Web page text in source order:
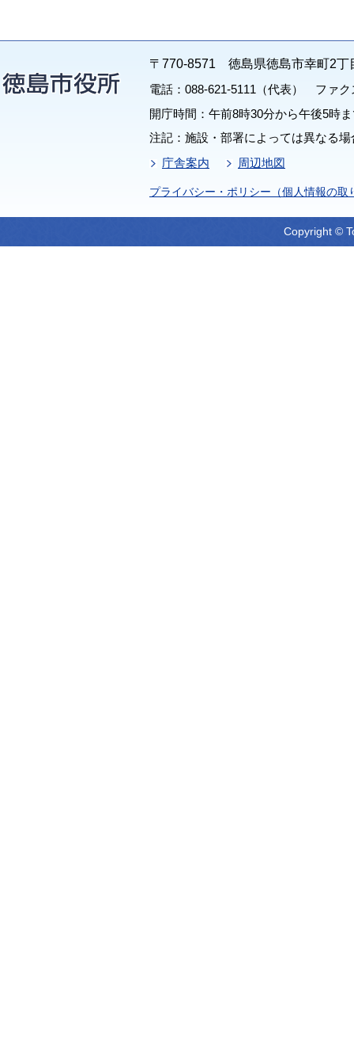
〒770-8571 徳島県徳島市幸町2丁
電話：088-621-5111（代表） ファク
開庁時間：午前8時30分から午後5時
注記：施設・部署によっては異なる
庁舎案内
周辺地図
プライバシー・ポリシー（個人情報の取
Copyright ©